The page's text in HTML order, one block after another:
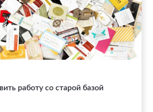
работу со старой базой